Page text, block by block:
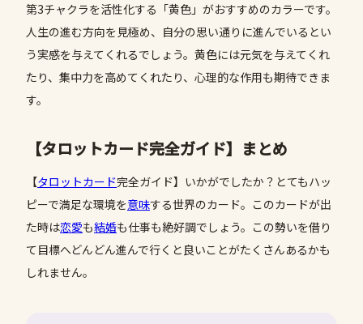
第3チャクラを活性化する「黄色」がおすすめのカラーです。
人生の進む方向を見極め、自分の思い通りに進んでいるとい
う実感を与えてくれるでしょう。黄色には元気を与えてくれ
たり、集中力を高めてくれたり、心理的な作用も期待できま
す。
【タロットカード完全ガイド】まとめ
【タロットカード完全ガイド】いかがでしたか？とてもハッ
ピーで満足な環境を意味する世界のカード。このカードが出
た時は恋愛も結婚も仕事も絶好調でしょう。この勢いを借り
て目標へどんどん進んで行くと良いことがたくさんあるかも
しれません。